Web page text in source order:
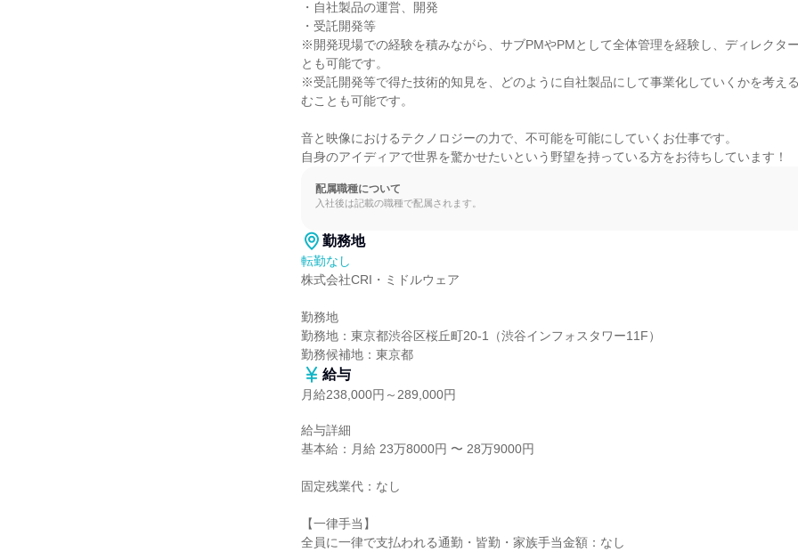
・自社製品の運営、開発
・受託開発等
※開発現場での経験を積みながら、サブPMやPMとして全体管理を経験し、ディレクタ
とも可能です。
※受託開発等で得た技術的知見を、どのように自社製品にして事業化していくかを考え
むことも可能です。
音と映像におけるテクノロジーの力で、不可能を可能にしていくお仕事です。
自身のアイディアで世界を驚かせたいという野望を持っている方をお待ちしています！
配属職種について
入社後は記載の職種で配属されます。
勤務地
転勤なし
株式会社CRI・ミドルウェア
勤務地
勤務地：東京都渋谷区桜丘町20-1（渋谷インフォスタワー11F）
勤務候補地：東京都
給与
月給238,000円～289,000円
給与詳細
基本給：月給 23万8000円 〜 28万9000円
固定残業代：なし
【一律手当】
全員に一律で支払われる通勤・皆勤・家族手当金額：なし